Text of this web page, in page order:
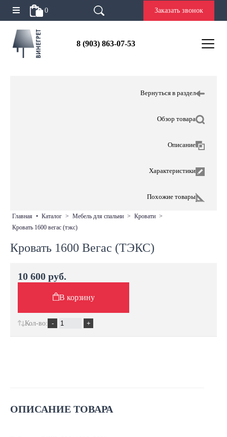
0 Заказать звонок
8 (903) 863-07-53
Вернуться в раздел
Обзор товара
Описание
Характеристики
Похожие товары
главная • каталог > мебель для спальни > кровати >
кровать 1600 вегас (тэкс)
Кровать 1600 Вегас (ТЭКС)
ОПИСАНИЕ ТОВАРА
10 600 руб.
В корзину
Кол-во: